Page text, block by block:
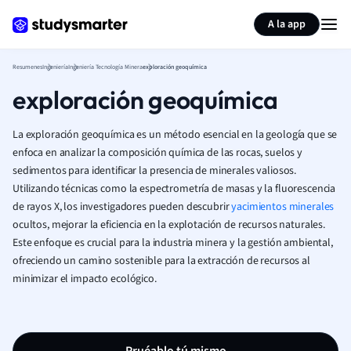
A la app
ResumenesIngenieríaIngeniería Tecnología Mineraexploración geoquímica
exploración geoquímica
La exploración geoquímica es un método esencial en la geología que se
enfoca en analizar la composición química de las rocas, suelos y
sedimentos para identificar la presencia de minerales valiosos.
Utilizando técnicas como la espectrometría de masas y la fluorescencia
de rayos X, los investigadores pueden descubriryacimientos minerales
ocultos, mejorar la eficiencia en la explotación de recursos naturales.
Este enfoque es crucial para la industria minera y la gestión ambiental,
ofreciendo un camino sostenible para la extracción de recursos al
minimizar el impacto ecológico.
Resumir página